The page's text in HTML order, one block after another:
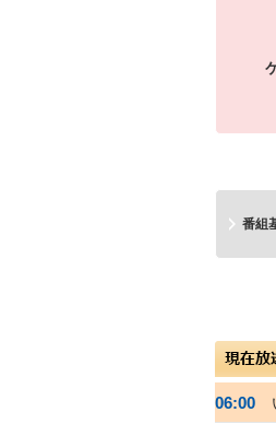
番組
06:00